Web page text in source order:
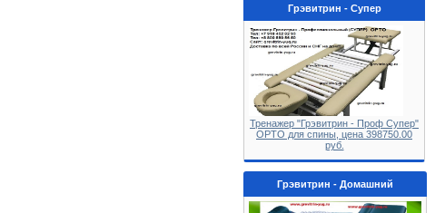
Грэвитрин - Супер
Тренажер "Грэвитрин - Проф Супер"
ОРТО для спины, цена 398750.00
руб.
Грэвитрин - Домашний